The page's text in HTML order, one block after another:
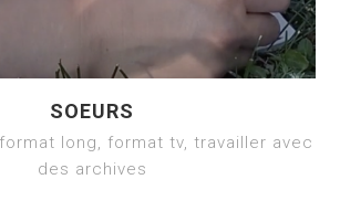
SOEURS
long, format tv, travailler avec
des archives